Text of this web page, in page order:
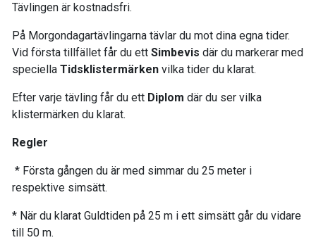
Tävlingen är kostnadsfri.
På Morgondagartävlingarna tävlar du mot dina egna tider.
Vid första tillfället får du ett Simbevis där du markerar med
speciella Tidsklistermärken vilka tider du klarat.
Efter varje tävling får du ett Diplom där du ser vilka
klistermärken du klarat.
Regler
* Första gången du är med simmar du 25 meter i
respektive simsätt.
* När du klarat Guldtiden på 25 m i ett simsätt går du vidare
till 50 m.